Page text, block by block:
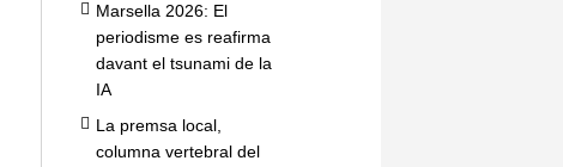
Marsella 2026: El
periodisme es reafirma
davant el tsunami de la
IA
La premsa local,
columna vertebral del